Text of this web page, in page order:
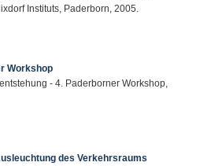
Instituts, Paderborn, 2005.
Workshop
- 4. Paderborner Workshop,
des Verkehrsraums